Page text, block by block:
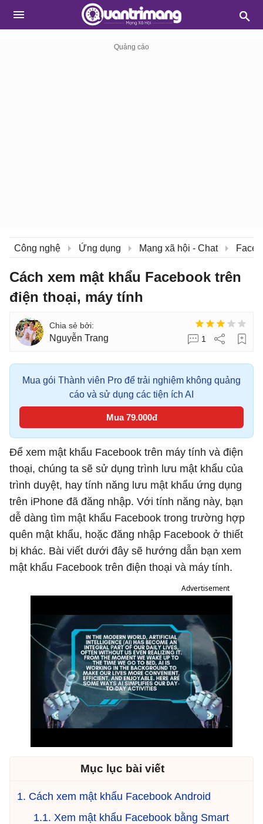
Công nghệ Ứng dụng Mạng xã hội - Chat
Cách xem mật khẩu Facebook trên
điện thoại, máy tính
Nguyễn Trang 1
Mua gói Thành viên Pro để trải nghiệm không quảng
cáo và sử dụng các tiện ích AI
Mua 79.000đ
Để xem mật khẩu Facebook trên máy tính và điện
thoại, chúng ta sẽ sử dụng trình lưu mật khẩu của
trình duyệt, hay tính năng lưu mật khẩu ứng dụng
trên iPhone đã đăng nhập. Với tính năng này, bạn
dễ dàng tìm mật khẩu Facebook trong trường hợp
quên mật khẩu, hoặc đăng nhập Facebook ở thiết
bị khác. Bài viết dưới đây sẽ hướng dẫn bạn xem
mật khẩu Facebook trên điện thoại và máy tính.
Advertisement
Mục lục bài viết
1. Cách xem mật khẩu Facebook Android
1.1. Xem mật khẩu Facebook bằng Smart